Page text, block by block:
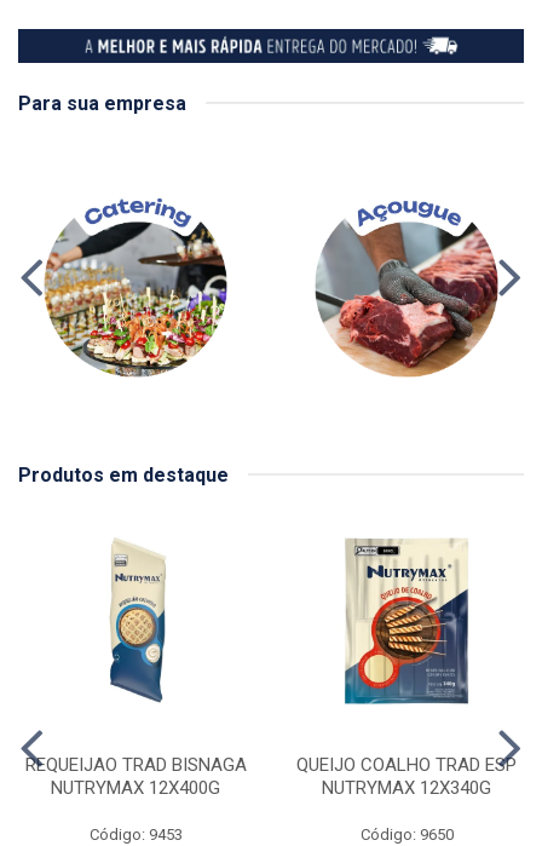
Para sua empresa
Produtos em destaque
REQUEIJAO TRAD BISNAGA
NUTRYMAX 12X400G
Código: 9453
QUEIJO COALHO TRAD ESP
NUTRYMAX 12X340G
Código: 9650